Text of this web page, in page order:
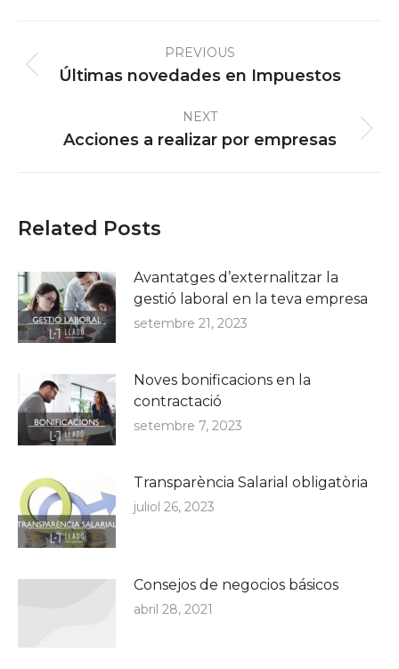
navigationPREVIOUS
Previous
Últimas novedades en Impuestos
NEXT
Next
Acciones a realizar por empresas
Related Posts
Avantatges d’externalitzar la
gestió laboral en la teva empresa
setembre 21, 2023
Noves bonificacions en la
contractació
setembre 7, 2023
Transparència Salarial obligatòria
juliol 26, 2023
Consejos de negocios básicos
abril 28, 2021